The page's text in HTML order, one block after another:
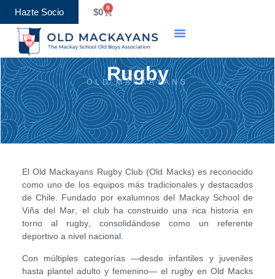
Hazte Socio $0 0
Rugby
OLD MACKAYANS
ElOld Mackayans Rugby Club (Old Macks) es reconocido
como uno de los equipos más tradicionales y destacados
de Chile. Fundado por exalumnos del Mackay School de
Viña del Mar, el club ha construido una rica historia en
torno al rugby, consolidándose como un referente
deportivo a nivel nacional.
Con múltiples categorías —desde infantiles y juveniles
hasta plantel adulto y femenino— el rugby en Old Macks